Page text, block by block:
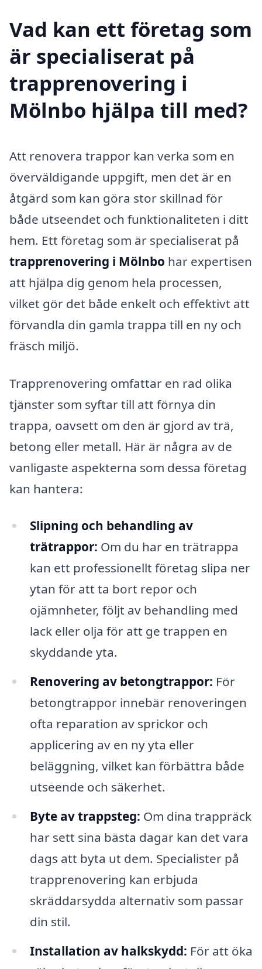
Vad kan ett företag som
är specialiserat på
trapprenovering i
Mölnbo hjälpa till med?
Att renovera trappor kan verka som en
överväldigande uppgift, men det är en
åtgärd som kan göra stor skillnad för
både utseendet och funktionaliteten i ditt
hem. Ett företag som är specialiserat på
trapprenovering i Mölnbo har expertisen
att hjälpa dig genom hela processen,
vilket gör det både enkelt och effektivt att
förvandla din gamla trappa till en ny och
fräsch miljö.
Trapprenovering omfattar en rad olika
tjänster som syftar till att förnya din
trappa, oavsett om den är gjord av trä,
betong eller metall. Här är några av de
vanligaste aspekterna som dessa företag
kan hantera:
Slipning och behandling av
trätrappor: Om du har en trätrappa
kan ett professionellt företag slipa ner
ytan för att ta bort repor och
ojämnheter, följt av behandling med
lack eller olja för att ge trappen en
skyddande yta.
Renovering av betongtrappor: För
betongtrappor innebär renoveringen
ofta reparation av sprickor och
applicering av en ny yta eller
beläggning, vilket kan förbättra både
utseende och säkerhet.
Byte av trappsteg: Om dina trappräck
har sett sina bästa dagar kan det vara
dags att byta ut dem. Specialister på
trapprenovering kan erbjuda
skräddarsydda alternativ som passar
din stil.
Installation av halkskydd: För att öka